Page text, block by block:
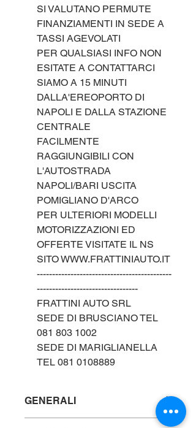
SI VALUTANO PERMUTE
FINANZIAMENTI IN SEDE A
TASSI AGEVOLATI
PER QUALSIASI INFO NON
ESITATE A CONTATTARCI
SIAMO A 15 MINUTI
DALLA'EREOPORTO DI
NAPOLI E DALLA STAZIONE
CENTRALE
FACILMENTE
RAGGIUNGIBILI CON
L'AUTOSTRADA
NAPOLI/BARI USCITA
POMIGLIANO D'ARCO
PER ULTERIORI MODELLI
MOTORIZZAZIONI ED
OFFERTE VISITATE IL NS
SITO WWW.FRATTINIAUTO.IT
--------------------------------------------
---------------------------------
FRATTINI AUTO SRL
SEDE DI BRUSCIANO TEL
081 803 1002
SEDE DI MARIGLIANELLA
TEL 081 0108889
GENERALI